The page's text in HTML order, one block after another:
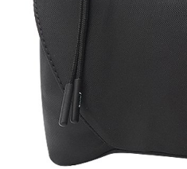
Previous